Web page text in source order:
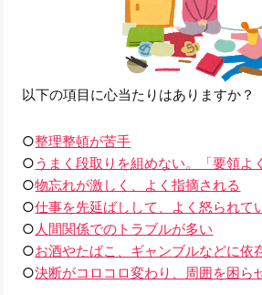
以下の項目に心当たりはありますか？
○整理整頓が苦手
○うまく段取りを組めない。「要領よ
○物忘れが激しく、よく指摘される
○仕事を先延ばしして、よく怒られて
○人間関係でのトラブルが多い
○お酒やたばこ、ギャンブルなどに依
○決断がコロコロ変わり、周囲を困ら